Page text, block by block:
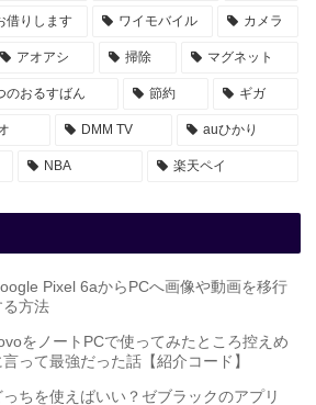
借りします ワイモバイル カメラ
アオアシ 掃除 マグネット
のおるすばん 節約 ギガ
DMM TV auひかり
NBA 楽天ペイ
Pixel 6aからPCへ画像や動画を移行
る方法
をノートPCで使ってみたところ控えめ
言って最強だった話【紹介コード】
っちを使えばいい？ゼブラックのアプリ